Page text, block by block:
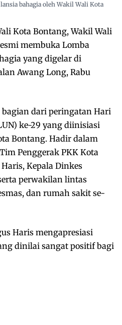
bahagia oleh Wakil Wali Kota
Kota Bontang, Wakil Wali
membuka Lomba
yang digelar di
Awang Long, Rabu
dari peringatan Hari
ke-29 yang diinisiasi
Bontang. Hadir dalam
Penggerak PKK Kota
Kepala Dinkes
perwakilan lintas
dan rumah sakit se-
Haris mengapresiasi
dinilai sangat positif bagi